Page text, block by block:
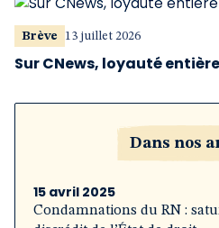
Brève 13 juillet 2026
Sur CNews, loyauté
Dans nos
15 avril 2025
Condamnations du RN :